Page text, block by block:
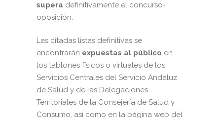
supera definitivamente el concurso-
oposición.
Las citadas listas definitivas se
encontrarán expuestas al público en
los tablones físicos o virtuales de los
Servicios Centrales del Servicio Andaluz
de Salud y de las Delegaciones
Territoriales de la Consejería de Salud y
Consumo, así como en la página web del